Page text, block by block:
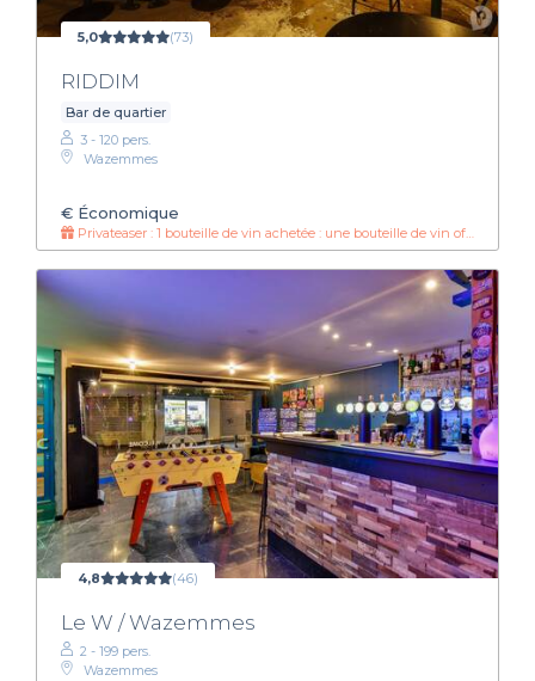
5,0 (73)
RIDDIM
Bar de quartier
3 - 120 pers.
Wazemmes
€ Économique
Privateaser : 1 bouteille de vin achetée : une bouteille de vin offerte !
4,8 (46)
Le W / Wazemmes
2 - 199 pers.
Wazemmes